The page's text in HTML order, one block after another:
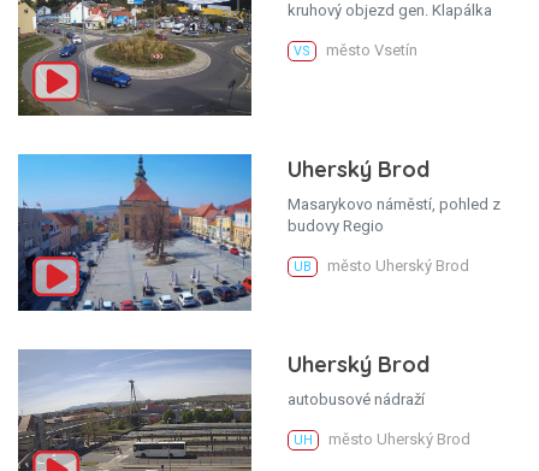
kruhový objezd gen. Klapálka
VS město Vsetín
Uherský Brod
Masarykovo náměstí, pohled z
budovy Regio
UB město Uherský Brod
Uherský Brod
autobusové nádraží
UH město Uherský Brod